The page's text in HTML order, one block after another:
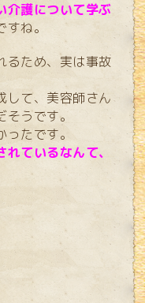
介護について学ぶ
すね。
るため、実は事故
して、美容師さん
うです。
たです。
れているなんて、